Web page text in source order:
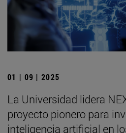
01 | 09 | 2025
La Universidad lidera
proyecto pionero para
inteligencia artificial en